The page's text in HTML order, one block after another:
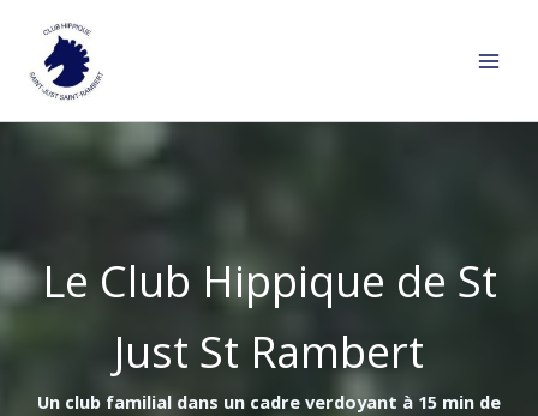
contenu
Le Club Hippique de St
Just St Rambert
Un club familial dans un cadre verdoyant à 15 min de